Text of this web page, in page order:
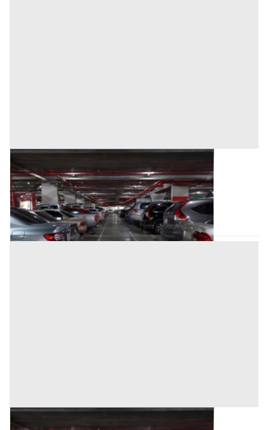
Trecate (Novara)
Base d'asta
4.000 €
Asta chiusa